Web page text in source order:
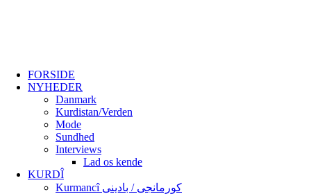
FORSIDE
NYHEDER
Danmark
Kurdistan/Verden
Mode
Sundhed
Interviews
Lad os kende
KURDÎ
Kurmancî کورمانجی / بادینی